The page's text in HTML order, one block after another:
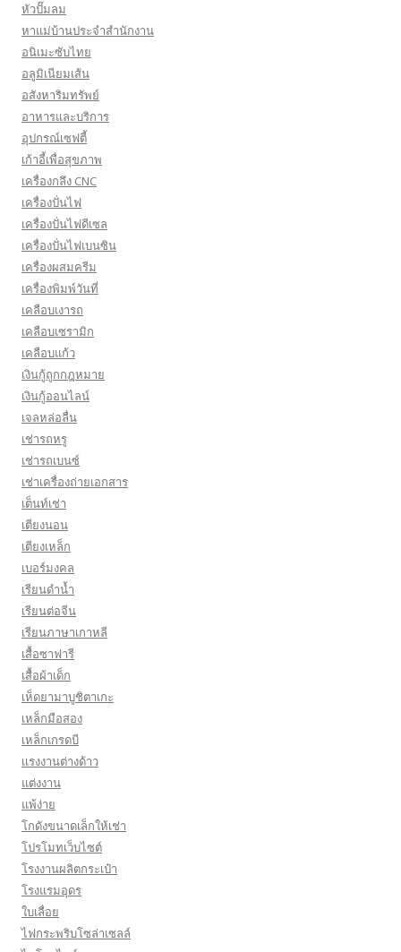
หัวปั๊มลม
หาแม่บ้านประจำสำนักงาน
อนิเมะซับไทย
อลูมิเนียมเส้น
อสังหาริมทรัพย์
อาหารและบริการ
อุปกรณ์เซฟตี้
เก้าอี้เพื่อสุขภาพ
เครื่องกลึง CNC
เครื่องปั่นไฟ
เครื่องปั่นไฟดีเซล
เครื่องปั่นไฟเบนซิน
เครื่องผสมครีม
เครื่องพิมพ์วันที่
เคลือบเงารถ
เคลือบเซรามิก
เคลือบแก้ว
เงินกู้ถูกกฎหมาย
เงินกู้ออนไลน์
เจลหล่อลื่น
เช่ารถหรู
เช่ารถเบนซ์
เช่าเครื่องถ่ายเอกสาร
เต็นท์เช่า
เตียงนอน
เตียงเหล็ก
เบอร์มงคล
เรียนดำน้ำ
เรียนต่อจีน
เรียนภาษาเกาหลี
เสื้อซาฟารี
เสื้อผ้าเด็ก
เห็ดยามาบูชิตาเกะ
เหล็กมือสอง
เหล็กเกรดบี
เเรงงานต่างด้าว
แต่งงาน
แพ้ง่าย
โกดังขนาดเล็กให้เช่า
โปรโมทเว็บไซต์
โรงงานผลิตกระเป๋า
โรงแรมอุดร
ใบเลื่อย
ไฟกระพริบโซล่าเซลล์